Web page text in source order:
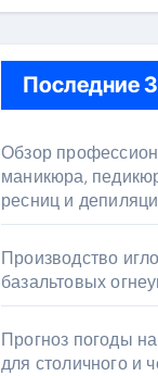
Последние
Обзор
маникюра,
ресниц и
Производство
базальтовых
Прогноз погоды
для столичного и